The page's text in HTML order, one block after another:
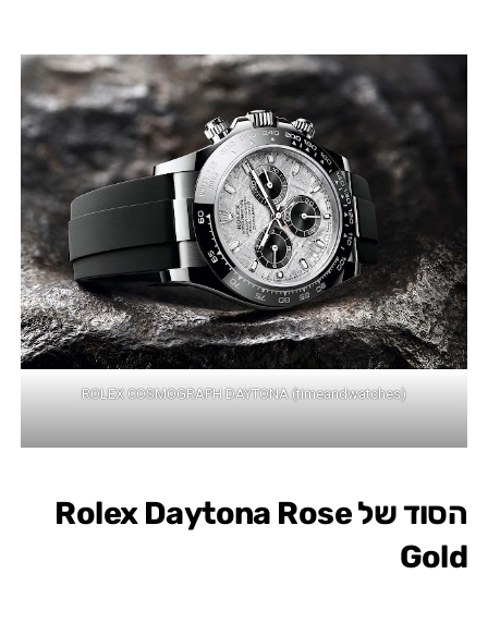
ROLEX COSMOGRAPH DAYTONA (timeandwatches)
הסוד של Rolex Daytona Rose
Gold